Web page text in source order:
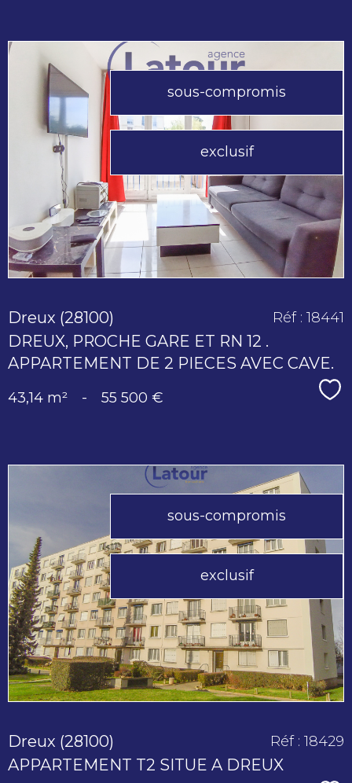
sous-compromis
exclusif
voir le
bien
Dreux (28100)
DREUX, PROCHE GARE ET RN 12 .
APPARTEMENT DE 2 PIECES AVEC CAVE.
Réf : 18441
43,14 m² - 55 500 €
sous-compromis
exclusif
voir le
bien
Dreux (28100)
APPARTEMENT T2 SITUE A DREUX
Réf : 18429